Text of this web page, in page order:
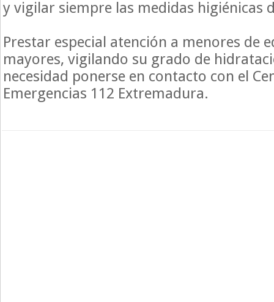
y vigilar siempre las medidas higiénicas
Prestar especial atención a menores de
mayores, vigilando su grado de
necesidad ponerse en contacto con el
Emergencias 112 Extremadura.